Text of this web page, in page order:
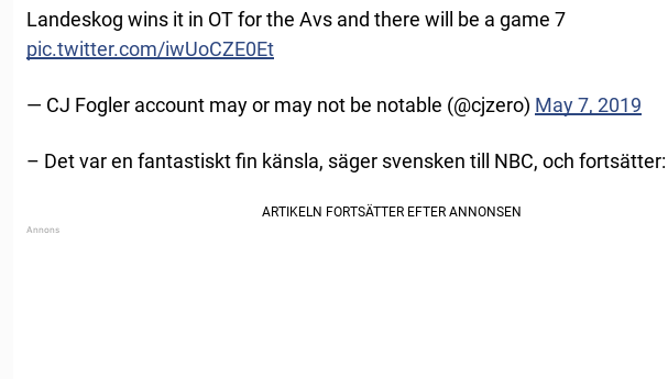
Landeskog wins it in OT for the Avs and there will be a game 7
pic.twitter.com/iwUoCZE0Et
— CJ Fogler account may or may not be notable (@cjzero) May 7, 2019
– Det var en fantastiskt fin känsla, säger svensken till NBC, och fortsätter: